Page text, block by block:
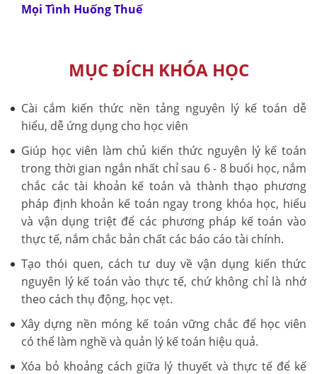
Mọi Tình Huống Thuế
MỤC ĐÍCH KHÓA HỌC
Cài cắm kiến thức nền tảng nguyên lý kế toán dễ
hiểu, dễ ứng dụng cho học viên
Giúp học viên làm chủ kiến thức nguyên lý kế toán
trong thời gian ngắn nhất chỉ sau 6 - 8 buổi học, nắm
chắc các tài khoản kế toán và thành thạo phương
pháp định khoản kế toán ngay trong khóa học, hiểu
và vận dụng triệt để các phương pháp kế toán vào
thực tế, nắm chắc bản chất các báo cáo tài chính.
Tạo thói quen, cách tư duy về vận dụng kiến thức
nguyên lý kế toán vào thực tế, chứ không chỉ là nhớ
theo cách thụ động, học vẹt.
Xây dựng nền móng kế toán vững chắc để học viên
có thể làm nghề và quản lý kế toán hiệu quả.
Xóa bỏ khoảng cách giữa lý thuyết và thực tế để kế